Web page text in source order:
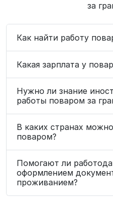
за
Как найти работу
Какая зарплата у
Нужно ли знание
работы поваром за
В каких странах
поваром?
Помогают ли
оформлением
проживанием?